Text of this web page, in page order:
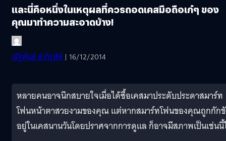
และนี่คือหนึ่งในเหตุผลที่ควรถอดเคสมือถือเก๋ๆ ของ
คุณมาทำความสะอาดบ้าง!
ณัฐพันธ์ ส่งวิรุฬห์ | 16/12/2014
หลายคนอาจนึกสบายใจเมื่อได้ซื้อเคสมาประดับประดาสมาร์ท
โฟนหน้าตาสวยงามของคุณ แต่หากสมาร์ทโฟนของคุณถูกกัก
อยู่ในเคสนานวันโดยปราศจากการดูแล ก็อาจมีสภาพเป็นเช่น